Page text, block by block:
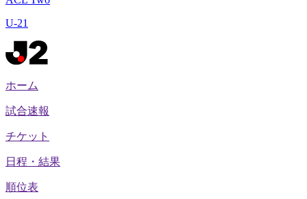
U-21
ホーム
試合速報
チケット
日程・結果
順位表